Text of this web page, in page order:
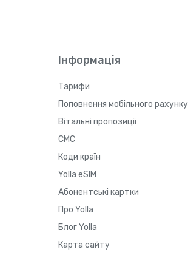
Інформація
Тарифи
Поповнення мобільного рахунку
Вітальні пропозиції
СМС
Коди країн
Yolla eSIM
Абонентські картки
Про Yolla
Блог Yolla
Карта сайту